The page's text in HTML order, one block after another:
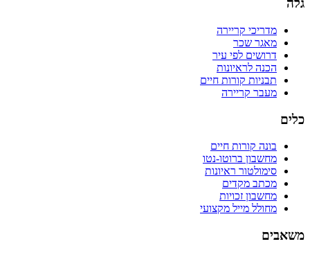
גלה
מדריכי קריירה
מאגר שכר
דרושים לפי עיר
הכנה לראיונות
תבניות קורות חיים
מעבר קריירה
כלים
בונה קורות חיים
מחשבון ברוטו-נטו
סימולטור ראיונות
מכתב מקדים
מחשבון זכויות
מחולל מייל מקצועי
משאבים